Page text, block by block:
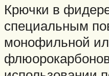
Крючки в
специальным
монофильной